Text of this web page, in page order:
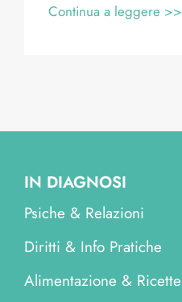
Continua a leggere >>
IN DIAGNOSI
Psiche & Relazioni
Diritti & Info Pratiche
Alimentazione & Ricette